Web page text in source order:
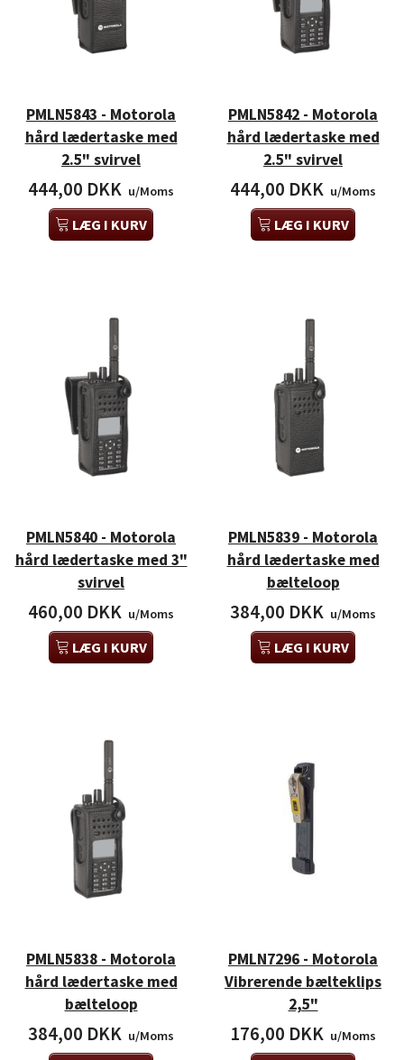
PMLN5843 - Motorola
hård lædertaske med
2.5" svirvel
444,00 DKK u/Moms
LÆG I KURV
PMLN5842 - Motorola
hård lædertaske med
2.5" svirvel
444,00 DKK u/Moms
LÆG I KURV
PMLN5840 - Motorola
hård lædertaske med 3"
svirvel
460,00 DKK u/Moms
LÆG I KURV
PMLN5839 - Motorola
hård lædertaske med
bælteloop
384,00 DKK u/Moms
LÆG I KURV
PMLN5838 - Motorola
hård lædertaske med
bælteloop
384,00 DKK u/Moms
PMLN7296 - Motorola
Vibrerende bælteklips
2,5"
176,00 DKK u/Moms